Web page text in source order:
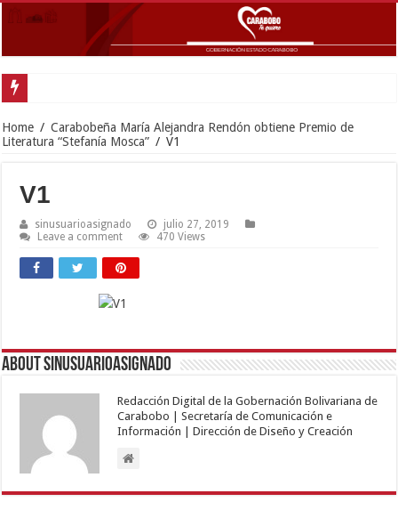
Home / Carabobeña María Alejandra Rendón obtiene Premio de
Literatura “Stefanía Mosca” / V1
V1
sinusuarioasignado
julio 27, 2019
Leave a comment
470 Views
About sinusuarioasignado
Redacción Digital de la Gobernación Bolivariana de
Carabobo | Secretaría de Comunicación e
Información | Dirección de Diseño y Creación